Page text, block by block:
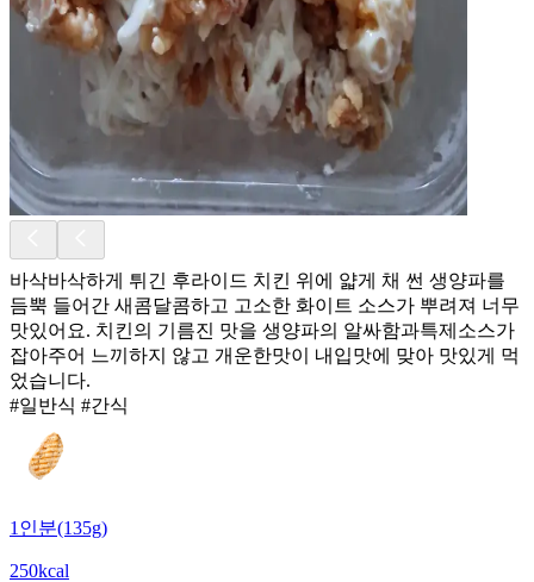
바삭바삭하게 튀긴 후라이드 치킨 위에 얇게 채 썬 생양파를
듬뿍 들어간 새콤달콤하고 고소한 화이트 소스가 뿌려져 너무
맛있어요. 치킨의 기름진 맛을 생양파의 알싸함과특제소스가
잡아주어 느끼하지 않고 개운한맛이 내입맛에 맞아 맛있게 먹
었습니다.
#일반식 #간식
1인분(135g)
250kcal